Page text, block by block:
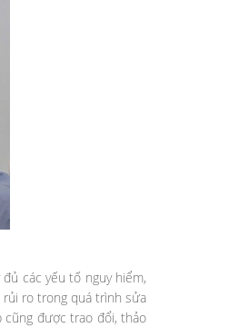
các yếu tố nguy hiểm,
rủi ro trong quá trình sửa
cũng được trao đổi, thảo